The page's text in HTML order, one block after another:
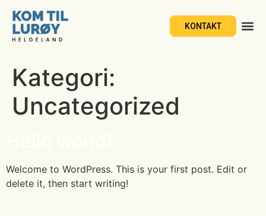
KONTAKT
Kategori:
Uncategorized
Welcome to WordPress. This is your first post. Edit or
delete it, then start writing!